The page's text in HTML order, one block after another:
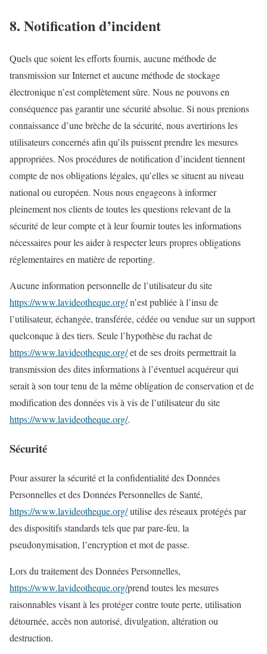
8. Notification d’incident
Quels que soient les efforts fournis, aucune méthode de
transmission sur Internet et aucune méthode de stockage
électronique n’est complètement sûre. Nous ne pouvons en
conséquence pas garantir une sécurité absolue. Si nous prenions
connaissance d’une brèche de la sécurité, nous avertirions les
utilisateurs concernés afin qu’ils puissent prendre les mesures
appropriées. Nos procédures de notification d’incident tiennent
compte de nos obligations légales, qu’elles se situent au niveau
national ou européen. Nous nous engageons à informer
pleinement nos clients de toutes les questions relevant de la
sécurité de leur compte et à leur fournir toutes les informations
nécessaires pour les aider à respecter leurs propres obligations
réglementaires en matière de reporting.
Aucune information personnelle de l’utilisateur du site
https://www.lavideotheque.org/n’est publiée à l’insu de
l’utilisateur, échangée, transférée, cédée ou vendue sur un support
quelconque à des tiers. Seule l’hypothèse du rachat de
https://www.lavideotheque.org/et de ses droits permettrait la
transmission des dites informations à l’éventuel acquéreur qui
serait à son tour tenu de la même obligation de conservation et de
modification des données vis à vis de l’utilisateur du site
https://www.lavideotheque.org/.
Sécurité
Pour assurer la sécurité et la confidentialité des Données
Personnelles et des Données Personnelles de Santé,
https://www.lavideotheque.org/utilise des réseaux protégés par
des dispositifs standards tels que par pare-feu, la
pseudonymisation, l’encryption et mot de passe.
Lors du traitement des Données Personnelles,
https://www.lavideotheque.org/prend toutes les mesures
raisonnables visant à les protéger contre toute perte, utilisation
détournée, accès non autorisé, divulgation, altération ou
destruction.